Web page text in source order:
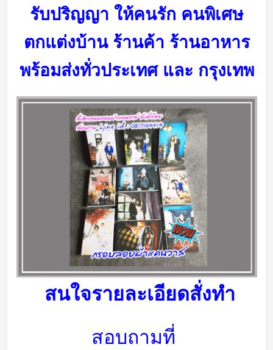
รับปริญญา ให้คนรัก คนพิเศษ
ตกแต่งบ้าน ร้านค้า ร้านอาหาร
พร้อมส่งทั่วประเทศ และ กรุงเทพ
สนใจรายละเอียดสั่งทำ
สอบถามที่